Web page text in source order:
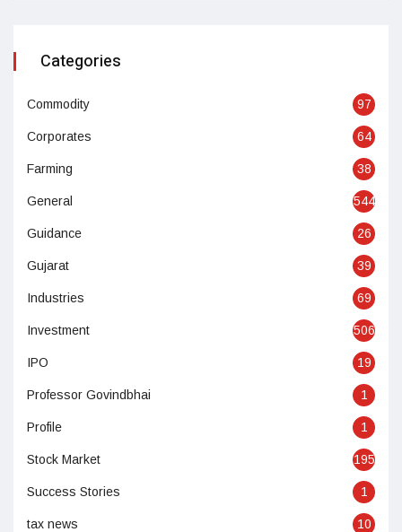
Categories
Commodity 97
Corporates 64
Farming 38
General 544
Guidance 26
Gujarat 39
Industries 69
Investment 506
IPO 19
Professor Govindbhai 1
Profile 1
Stock Market 195
Success Stories 1
tax news 10